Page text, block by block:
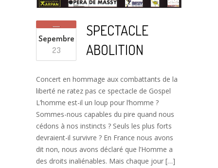
Sepembre
23
SPECTACLE
ABOLITION
Concert en hommage aux combattants de la
liberté ne ratez pas ce spectacle de Gospel
L’homme est-il un loup pour l’homme ?
Sommes-nous capables du pire quand nous
cédons à nos instincts ? Seuls les plus forts
devraient-il survivre ? En France nous avons
dit non, nous avons déclaré que l’Homme a
des droits inaliénables. Mais chaque jour […]